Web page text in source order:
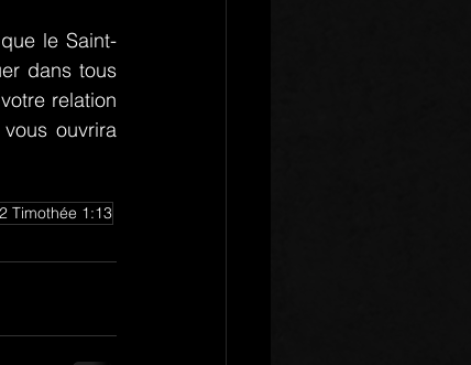
le Saint-
dans tous
relation
ouvrira
2 Timothée 1:13